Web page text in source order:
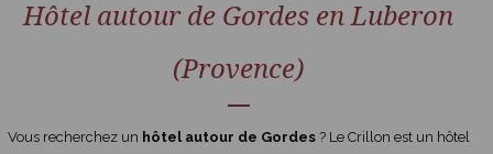
Hôtel autour de Gordes en Luberon
(Provence)
Vous recherchez un hôtel autour de Gordes? Le Crillon est un hôtel